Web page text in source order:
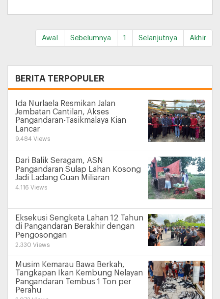
Awal Sebelumnya 1 Selanjutnya Akhir
BERITA TERPOPULER
Ida Nurlaela Resmikan Jalan
Jembatan Cantilan, Akses
Pangandaran-Tasikmalaya Kian
Lancar
9.484 Views
Dari Balik Seragam, ASN
Pangandaran Sulap Lahan Kosong
Jadi Ladang Cuan Miliaran
4.116 Views
Eksekusi Sengketa Lahan 12 Tahun
di Pangandaran Berakhir dengan
Pengosongan
2.330 Views
Musim Kemarau Bawa Berkah,
Tangkapan Ikan Kembung Nelayan
Pangandaran Tembus 1 Ton per
Perahu